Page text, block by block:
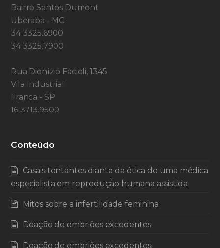
Bairro Santos Dumont
Uberaba - MG
34 3325.6900
34 3325.7900
Rua Dionízio Facioli, 1345
Vila Industrial
Franca - SP
16 3713.9500
Conteúdo
Casais tentantes diante da ótica de uma médica
especialista em reprodução humana assistida
Mitos sobre a infertilidade feminina
Doação de embriões excedentes
Doação de embriões excedentes